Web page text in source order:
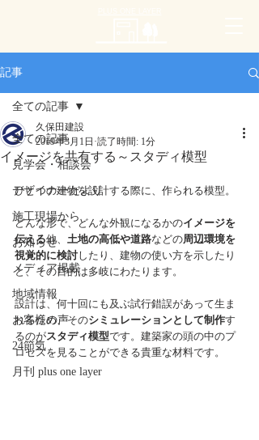
記事
全ての記事
見学会・相談会
デザイナーだより
施工現場から
お知らせ
メディア掲載
地域情報
お客様の声
24節気
月刊 plus one layer
全ての記事
イメージを共有する～スタディ模型
久保田建設
2019年3月1日 読了時間: 1分
ひとつの建物を設計する際に、作られる模型。
どんな形で、どんな外観になるかのイメージを
伝える他、 土地の高低や道路などの周辺環境を
視覚的に検討したり、建物の使い方を示したり
と、その目的は多岐にわたります。
設計は、何十回にも及ぶ試行錯誤があって生ま
れるため、そのシミュレーションとして制作す
るのがスタディ模型です。建築家の頭の中のプ
ロセスを見ることができる貴重な材料です。